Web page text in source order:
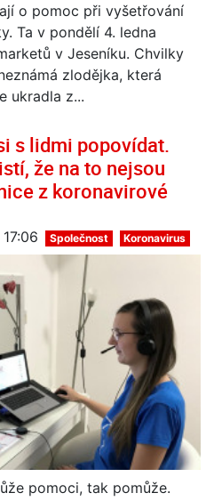
o pomoc při vyšetřování
Ta v pondělí 4. ledna
v Jeseníku. Chvilky
zlodějka, která
ukradla z...
s lidmi popovídat.
že na to nejsou
z koronavirové
Společnost Koronavirus
pomoci, tak pomůže.